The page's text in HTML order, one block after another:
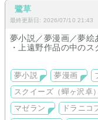
鷺草
最終更新日: 2026/07/10 21:43
夢小説／夢漫画／夢絵
・上遠野作品の中の
守の罪』
成人向けもたまにあ
夢小説／夢絵
・エルキドゥ（FGO
夢小説 夢漫画
スクイーズ（蟬ヶ沢卓）
マゼラン
ドラニコ